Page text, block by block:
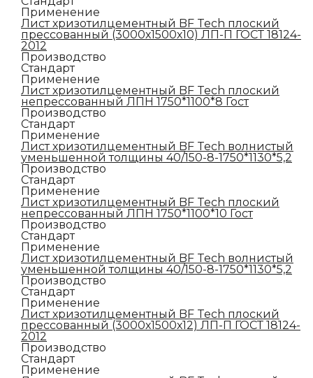
Применение
Лист хризотилцементный BF Tech плоский
прессованный (3000х1500х10) ЛП-П ГОСТ 18124-
2012
Производство
Стандарт
Применение
Лист хризотилцементный BF Tech плоский
непрессованный ЛПН 1750*1100*8 Гост
Производство
Стандарт
Применение
Лист хризотилцементный BF Tech волнистый
уменьшенной толщины 40/150-8-1750*1130*5,2
Производство
Стандарт
Применение
Лист хризотилцементный BF Tech плоский
непрессованный ЛПН 1750*1100*10 Гост
Производство
Стандарт
Применение
Лист хризотилцементный BF Tech волнистый
уменьшенной толщины 40/150-8-1750*1130*5,2
Производство
Стандарт
Применение
Лист хризотилцементный BF Tech плоский
прессованный (3000х1500х12) ЛП-П ГОСТ 18124-
2012
Производство
Стандарт
Применение